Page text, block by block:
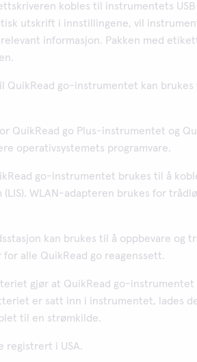
kobles til instrumentets
utskrift i innstillingene, vil
informasjon. Pakken med
QuikRead go-instrumentet kan
QuikRead go Plus-instrumentet og
operativsystemets programvare.
go-instrumentet brukes til å
(LIS). WLAN-adapteren brukes for
kan brukes til å oppbevare og
for alle QuikRead go reagenssett.
gjør at QuikRead go-instrumentet
er satt inn i instrumentet, lades
til en strømkilde.
registrert i USA.